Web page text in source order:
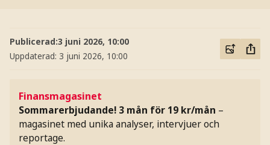
Publicerad:3 juni 2026, 10:00
Uppdaterad: 3 juni 2026, 10:00
Finansmagasinet
Sommarerbjudande! 3 mån för 19 kr/mån –
magasinet med unika analyser, intervjuer och
reportage.